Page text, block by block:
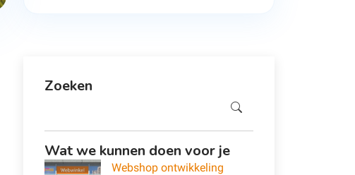
Zoeken
Wat we kunnen doen voor je
Webshop ontwikkeling